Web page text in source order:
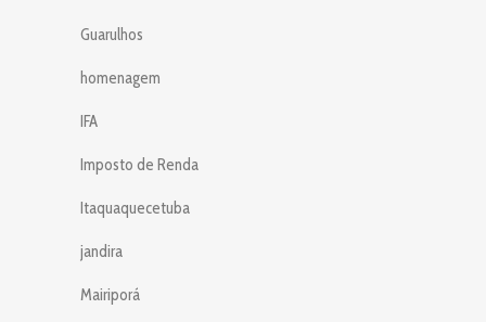
Guarulhos
homenagem
IFA
Imposto de Renda
Itaquaquecetuba
jandira
Mairiporá